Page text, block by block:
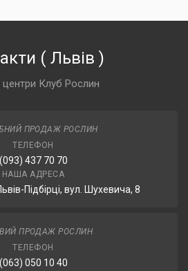
( Львів )
центри Клуб Рослин
ПРОДАЖ РОСЛИН
ТЕЛЕФОН
(093) 437 70 70
НАША АДРЕСА
Підбірці, вул. Шухевича, 8
ПРОДАЖ РОСЛИН
ТЕЛЕФОН
(063) 050 10 40